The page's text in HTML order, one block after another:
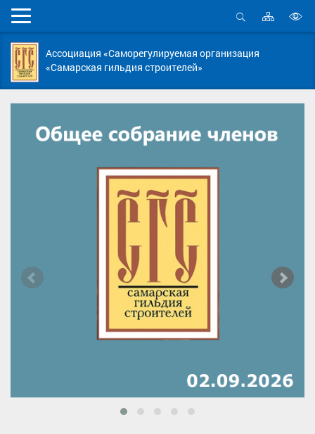
Мобильное
меню
Открыть
Карта
сайта
Ассоциация «Саморегулируемая организация
«Самарская гильдия строителей»